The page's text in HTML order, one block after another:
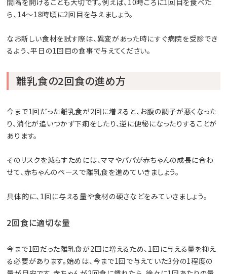
間隔を開けることも大切です。例えば、10時ごろに1回目を食べた
ら、14〜18時頃に2回目を与えましょう。
なお新しい食材を試す際は、異変があった時にすぐ病院を受診でき
るよう、平日の1回目の食事で与えてください。
離乳食の2回食の進め方
今まで1回だった離乳食が2回に増えると、お腹の調子が悪くなった
り、消化が追いつかず下痢をしたり、逆に便秘になったりすることが
あります。
そのリスクを減らすためには、ママやパパが赤ちゃんの成長に合わ
せて、赤ちゃんのペースで離乳食を進めていきましょう。
具体的に、1回に与える量や食材の硬さなどをみていきましょう。
2回食に適切な量
今まで1回だった離乳食が2回に増えるため、1回に与える量を抑え
る必要があります。始めは、今まで1回で与えていた3分の1程度の